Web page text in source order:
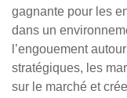
gagnante pour les
dans un
l’engouement
stratégiques, les
sur le marché et